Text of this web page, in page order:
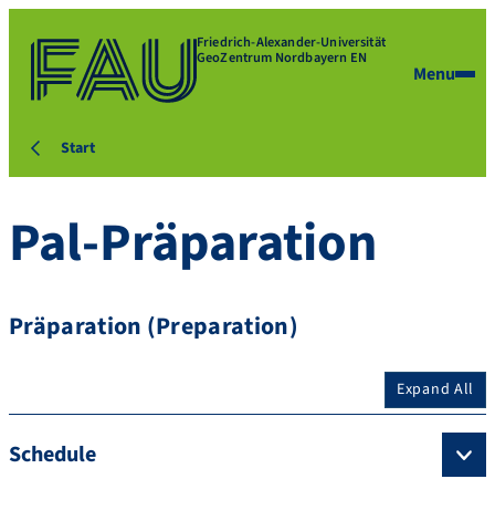
Friedrich-Alexander-Universität
GeoZentrum Nordbayern EN
Menu
Start
Pal-Präparation
Präparation (Preparation)
Expand All
Schedule